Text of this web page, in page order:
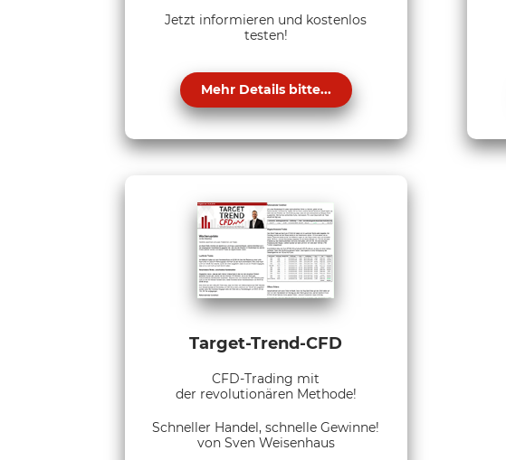
Jetzt informieren und kostenlos
testen!
Mehr Details bitte...
Target-Trend-CFD
CFD-Trading mit
der revolutionären Methode!
Schneller Handel, schnelle Gewinne!
von Sven Weisenhaus